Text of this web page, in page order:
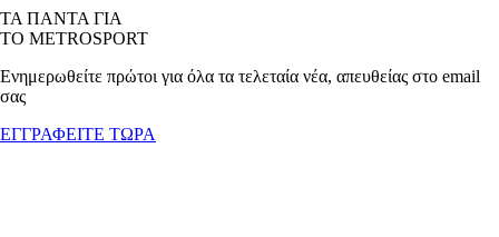
ΤΑ ΠΑΝΤΑ ΓΙΑ
ΤΟ METROSPORT
Ενημερωθείτε πρώτοι για όλα τα τελεταία νέα, απευθείας στο email
σας
ΕΓΓΡΑΦΕΙΤΕ ΤΩΡΑ